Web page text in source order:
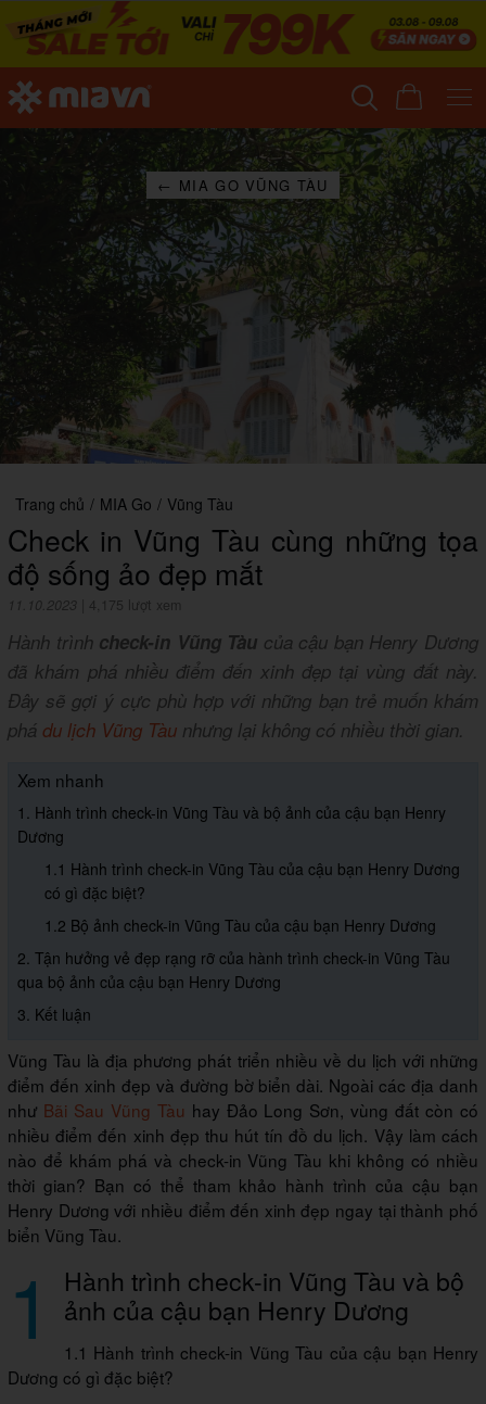
← MIA GO VŨNG TÀU
Trang chủ / MIA Go / Vũng Tàu
Check in Vũng Tàu cùng những tọa
độ sống ảo đẹp mắt
11.10.2023 4,175 lượt xem
Hành trìnhcheck-in Vũng Tàu của cậu bạn Henry Dương
đã khám phá nhiều điểm đến xinh đẹp tại vùng đất này.
Đây sẽ gợi ý cực phù hợp với những bạn trẻ muốn khám
phá du lịch Vũng Tàu nhưng lại không có nhiều thời gian.
Xem nhanh
1. Hành trình check-in Vũng Tàu và bộ ảnh của cậu bạn Henry
Dương
1.1 Hành trình check-in Vũng Tàu của cậu bạn Henry Dương
có gì đặc biệt?
1.2 Bộ ảnh check-in Vũng Tàu của cậu bạn Henry Dương
2. Tận hưởng vẻ đẹp rạng rỡ của hành trình check-in Vũng Tàu
qua bộ ảnh của cậu bạn Henry Dương
3. Kết luận
Vũng Tàu là địa phương phát triển nhiều về du lịch với những
điểm đến xinh đẹp và đường bờ biển dài. Ngoài các địa danh
như Bãi Sau Vũng Tàu hay Đảo Long Sơn, vùng đất còn có
nhiều điểm đến xinh đẹp thu hút tín đồ du lịch. Vậy làm cách
nào để khám phá và check-in Vũng Tàu khi không có nhiều
thời gian? Bạn có thể tham khảo hành trình của cậu bạn
Henry Dương với nhiều điểm đến xinh đẹp ngay tại thành phố
biển Vũng Tàu.
1 Hành trình check-in Vũng Tàu và bộ
ảnh của cậu bạn Henry Dương
1.1 Hành trình check-in Vũng Tàu của cậu bạn Henry
Dương có gì đặc biệt?